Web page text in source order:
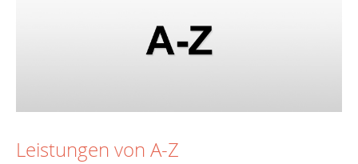
Leistungen von A-Z